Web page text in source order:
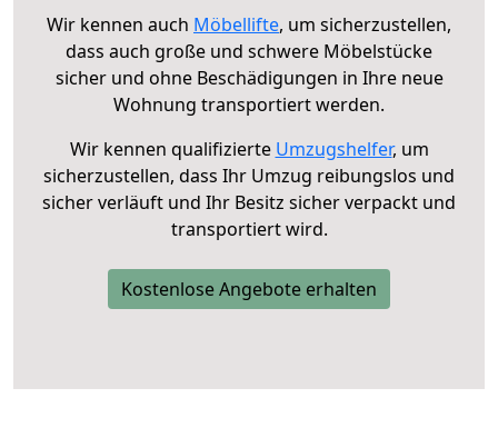
Wir kennen auch Möbellifte, um sicherzustellen,
dass auch große und schwere Möbelstücke
sicher und ohne Beschädigungen in Ihre neue
Wohnung transportiert werden.
Wir kennen qualifizierte Umzugshelfer, um
sicherzustellen, dass Ihr Umzug reibungslos und
sicher verläuft und Ihr Besitz sicher verpackt und
transportiert wird.
Kostenlose Angebote erhalten